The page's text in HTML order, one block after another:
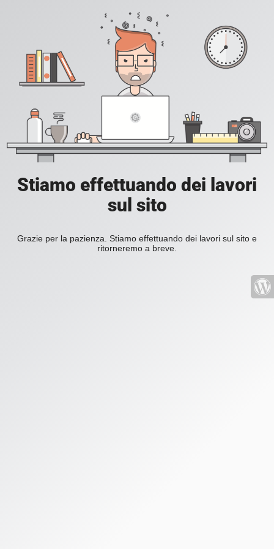
Stiamo effettuando dei lavori
sul sito
Grazie per la pazienza. Stiamo effettuando dei lavori sul sito e
ritorneremo a breve.